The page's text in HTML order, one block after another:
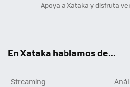
Apoya a Xataka y disfruta
En Xataka hablamos de...
Streaming